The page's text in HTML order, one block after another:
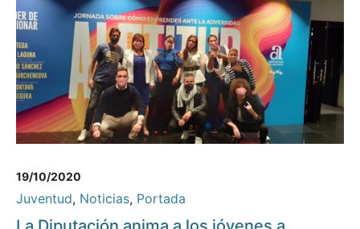
19/10/2020
Juventud, Noticias, Portada